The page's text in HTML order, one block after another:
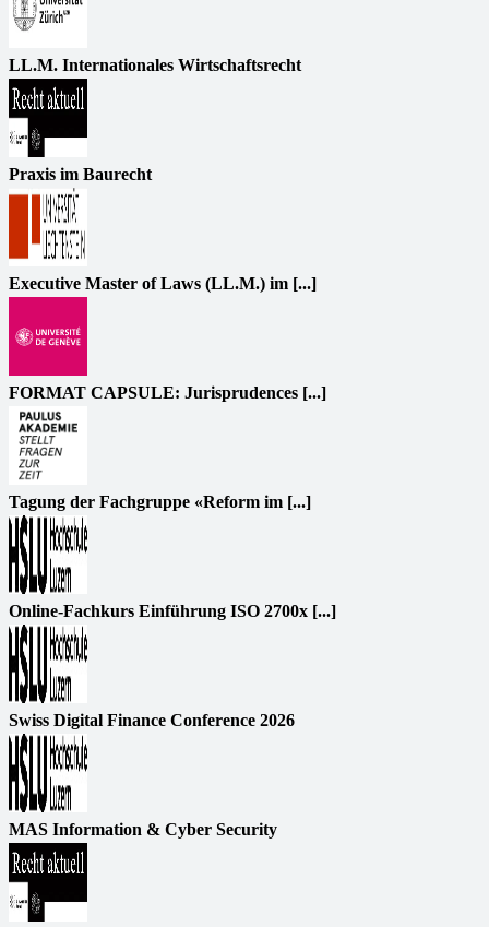
LL.M. Internationales Wirtschaftsrecht
Praxis im Baurecht
Executive Master of Laws (LL.M.) im [...]
FORMAT CAPSULE: Jurisprudences [...]
Tagung der Fachgruppe «Reform im [...]
Online-Fachkurs Einführung ISO 2700x [...]
Swiss Digital Finance Conference 2026
MAS Information & Cyber Security